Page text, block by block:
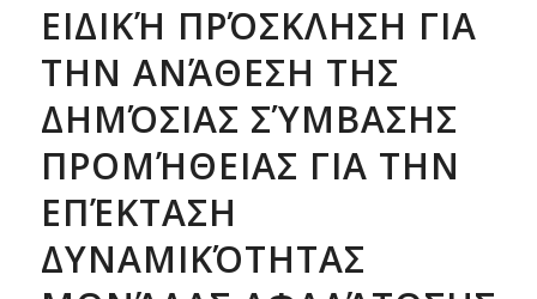
ΕΙΔΙΚΉ ΠΡΌΣΚΛΗΣΗ ΓΙΑ
ΤΗΝ ΑΝΆΘΕΣΗ ΤΗΣ
ΔΗΜΌΣΙΑΣ ΣΎΜΒΑΣΗΣ
ΠΡΟΜΉΘΕΙΑΣ ΓΙΑ ΤΗΝ
ΕΠΈΚΤΑΣΗ
ΔΥΝΑΜΙΚΌΤΗΤΑΣ